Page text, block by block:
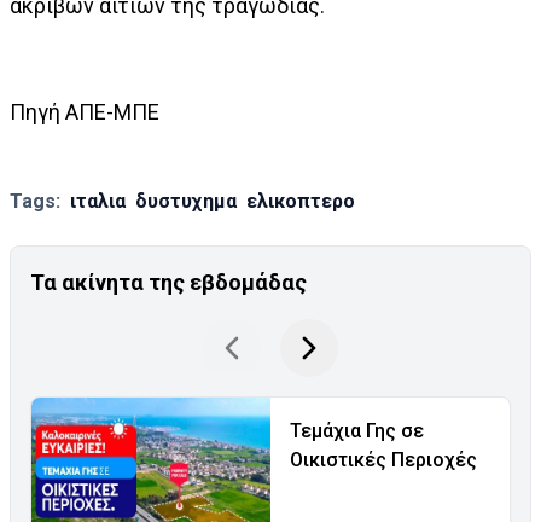
ακριβών αιτιών της τραγωδίας.
Πηγή ΑΠΕ-ΜΠΕ
Tags: ιταλια δυστυχημα ελικοπτερο
Τα ακίνητα της εβδομάδας
Τεμάχια Γης σε
Οικιστικές Περιοχές